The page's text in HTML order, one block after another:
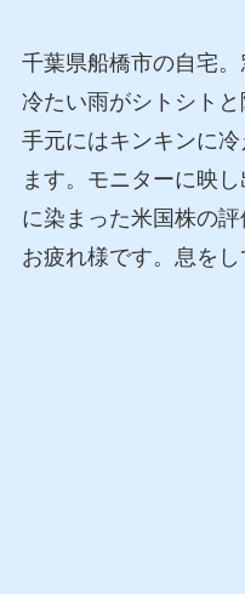
千葉県船橋市の自宅
冷たい雨がシトシト
手元にはキンキンに
ます。モニターに映
に染まった米国株の
お疲れ様です。息をし